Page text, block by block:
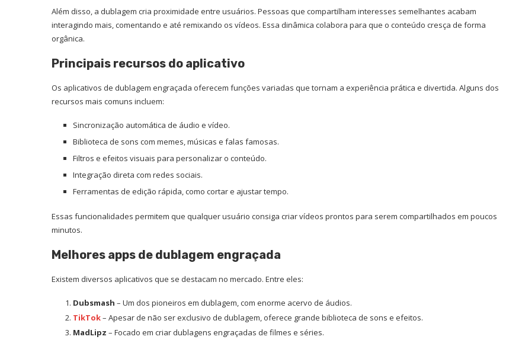
Além disso, a dublagem cria proximidade entre usuários. Pessoas que compartilham interesses semelhantes acabam
interagindo mais, comentando e até remixando os vídeos. Essa dinâmica colabora para que o conteúdo cresça de forma
orgânica.
Principais recursos do aplicativo
Os aplicativos de dublagem engraçada oferecem funções variadas que tornam a experiência prática e divertida. Alguns dos
recursos mais comuns incluem:
Sincronização automática de áudio e vídeo.
Biblioteca de sons com memes, músicas e falas famosas.
Filtros e efeitos visuais para personalizar o conteúdo.
Integração direta com redes sociais.
Ferramentas de edição rápida, como cortar e ajustar tempo.
Essas funcionalidades permitem que qualquer usuário consiga criar vídeos prontos para serem compartilhados em poucos
minutos.
Melhores apps de dublagem engraçada
Existem diversos aplicativos que se destacam no mercado. Entre eles:
Dubsmash – Um dos pioneiros em dublagem, com enorme acervo de áudios.
TikTok– Apesar de não ser exclusivo de dublagem, oferece grande biblioteca de sons e efeitos.
MadLipz – Focado em criar dublagens engraçadas de filmes e séries.